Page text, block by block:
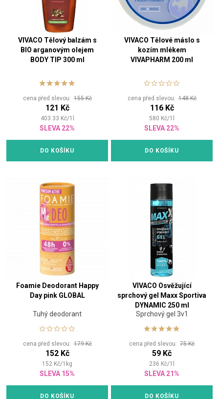
VIVACO Tělový balzám s
BIO arganovým olejem
BODY TIP 300 ml
cena před slevou:155 Kč
121 Kč
403.33 Kč/1
SLEVA 22%
DO KOŠÍKU
VIVACO Tělové máslo s
kozím mlékem
VIVAPHARM 200 ml
cena před slevou:148 Kč
116 Kč
580 Kč/1
SLEVA 22%
DO KOŠÍKU
Foamie Deodorant Happy
Day pink GLOBAL
Tuhý deodorant
cena před slevou:179 Kč
152 Kč
152 Kč/1 kg
SLEVA 15%
DO KOŠÍKU
VIVACO Osvěžující
sprchový gel Maxx Sportiva
DYNAMIC 250 ml
Sprchový gel 3v1
cena před slevou: 75 Kč
59 Kč
236 Kč/1
SLEVA 21%
DO KOŠÍKU